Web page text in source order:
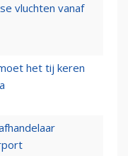
vluchten vanaf
het tij keren